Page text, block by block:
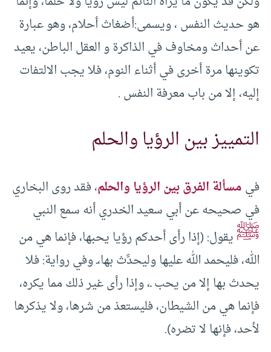
هو حديث النفس ، ويسمى:أضغاث أحلام، وهو عبارة
عن أحداث ومخاوف في الذاكرة و العقل الباطن، يعيد
تكوينها مرة أخرى في أثناء النوم، فلا يجب الالتفات
إليه، إلا من باب معرفة النفس .
التمييز بين الرؤيا والحلم
فيمسألة الفرق بين الرؤيا والحلم، فقد روى البخاري
في صحيحه عن أبي سعيد الخدري أنه سمع النبي
ﷺيقول: (إذا رأى أحدكم رؤيا يحبها، فإنما هي من
الله، فليحمد الله عليها وليحدِّث بها،ـ وفي رواية: فلا
يحدث بها إلا من يحب ـ، وإذا رأى غير ذلك مما يكره،
فإنما هي من الشيطان، فليستعذ من شرها، ولا يذكرها
لأحد، فإنها لا تضره).